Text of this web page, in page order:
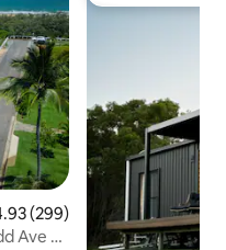
promedio: 4.93 de
(299)
Ave y